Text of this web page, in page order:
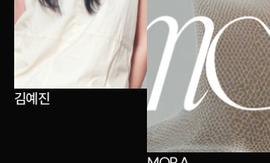
김예진